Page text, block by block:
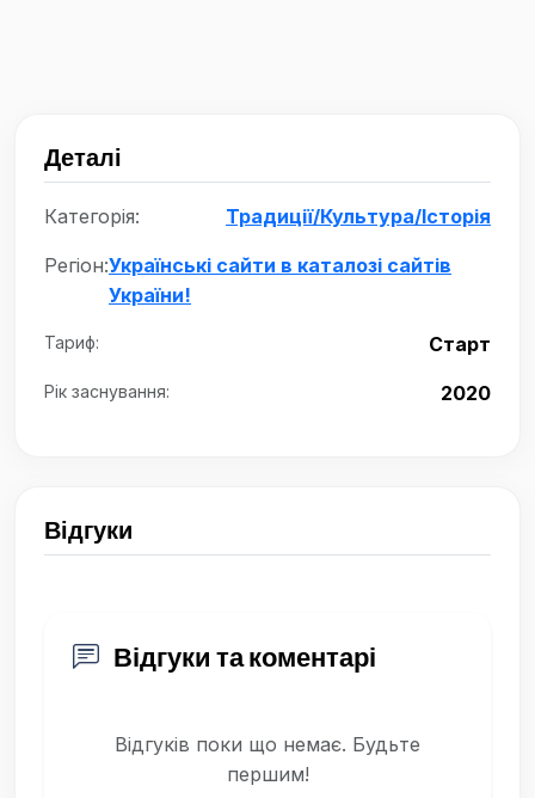
Деталі
Категорія: Традиції/Культура/Історія
Регіон:Українські сайти в каталозі сайтів
України!
Тариф: Старт
Рік заснування: 2020
Відгуки
Відгуки та коментарі
Відгуків поки що немає. Будьте
першим!